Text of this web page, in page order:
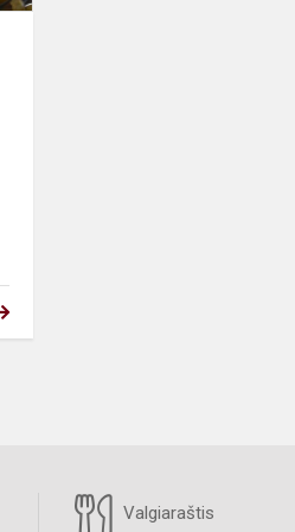
Valgiaraštis